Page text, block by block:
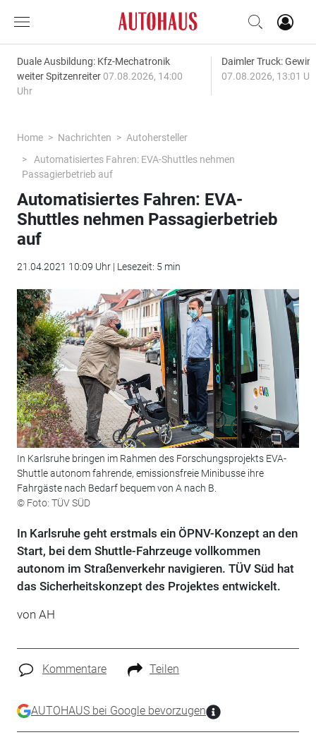
Duale Ausbildung: Kfz-Mechatronik
weiter Spitzenreiter 07.08.2026, 14:00
Uhr
Daimler Truck:
07.08.2026, 13:01
Home Nachrichten
Autohersteller
Automatisiertes Fahren: EVA-Shuttles nehmen
Passagierbetrieb auf
Automatisiertes Fahren: EVA-
Shuttles nehmen Passagierbetrieb
auf
21.04.2021 10:09 Uhr | Lesezeit: 5 min
In Karlsruhe bringen im Rahmen des Forschungsprojekts EVA-
Shuttle autonom fahrende, emissionsfreie Minibusse ihre
Fahrgäste nach Bedarf bequem von A nach B.
© Foto: TÜV SÜD
In Karlsruhe geht erstmals ein ÖPNV-Konzept an den
Start, bei dem Shuttle-Fahrzeuge vollkommen
autonom im Straßenverkehr navigieren. TÜV Süd hat
das Sicherheitskonzept des Projektes entwickelt.
von AH
Kommentare Teilen
AUTOHAUS bei Google bevorzugen